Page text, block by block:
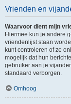
Vrienden en
Waarvoor dient mijn
Hiermee kun je andere
vriendenlijst staan
kunt controleren of ze
mogelijk dat hun
gebruiker aan je
standaard verborgen.
Omhoog